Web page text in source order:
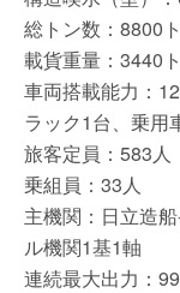
総トン数：8800
載貨重量：3440
車両搭載能力：
ラック1台、乗用
旅客定員：583人
乗組員：33人
主機関：日立造
ル機関1基1軸
連続最大出力：